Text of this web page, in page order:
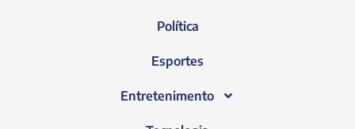
Política
Esportes
Entretenimento